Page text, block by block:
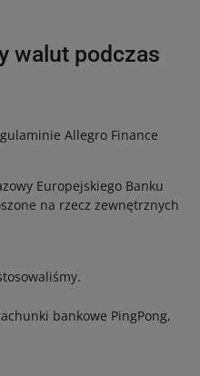
walut podczas
Allegro Finance
Europejskiego Banku
na rzecz zewnętrznych
bankowe PingPong,